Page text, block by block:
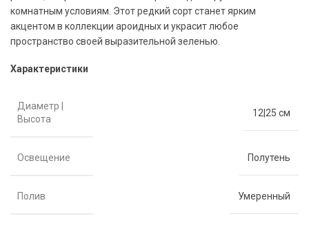
комнатным условиям. Этот редкий сорт станет ярким
акцентом в коллекции ароидных и украсит любое
пространство своей выразительной зеленью.
Характеристики
Диаметр |
Высота
12|25 см
Освещение Полутень
Полив Умеренный